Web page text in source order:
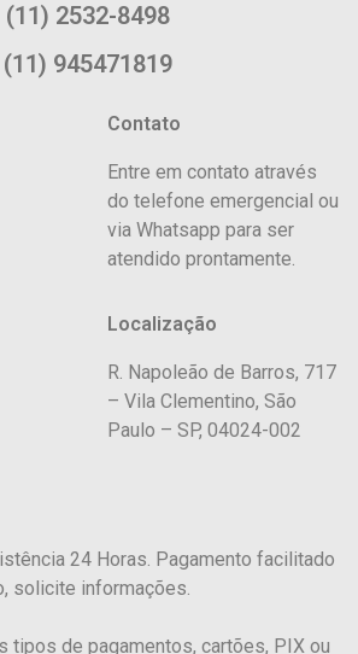
(11) 2532-8498
(11) 945471819
Contato
Entre em contato através
do telefone emergencial ou
via Whatsapp para ser
atendido prontamente.
Localização
R. Napoleão de Barros, 717
– Vila Clementino, São
Paulo – SP, 04024-002
24 Horas. Pagamento facilitado
solicite informações.
tipos de pagamentos, cartões, PIX ou